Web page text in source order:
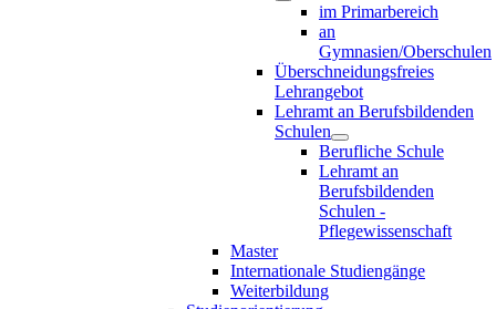
im Primarbereich
an
Gymnasien/Oberschulen
Überschneidungsfreies
Lehrangebot
Lehramt an Berufsbildenden
Schulen
Berufliche Schule
Lehramt an
Berufsbildenden
Schulen -
Pflegewissenschaft
Master
Internationale Studiengänge
Weiterbildung